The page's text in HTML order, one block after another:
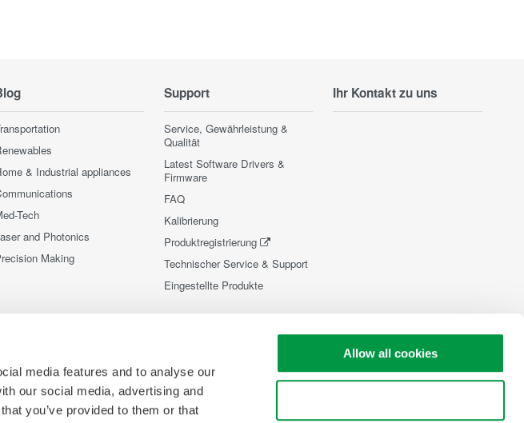
media features and to analyse our
our social media, advertising and
you’ve provided to them or that
Allow all cookies
& Industrial appliances
Tech
and Photonics
Making
Support
Service, Gewährleistung &
Qualität
Latest Software Drivers &
Firmware
FAQ
Kalibrierung
Produktregistrierung
Technischer Service & Support
Eingestellte Produkte
Ihr Kontakt zu uns